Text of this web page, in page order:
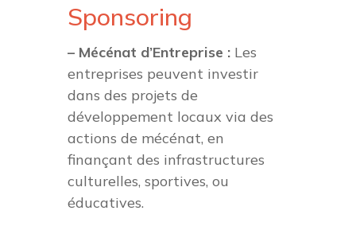
Sponsoring
– Mécénat d’Entreprise :Les
entreprises peuvent investir
dans des projets de
développement locaux via des
actions de mécénat, en
finançant des infrastructures
culturelles, sportives, ou
éducatives.